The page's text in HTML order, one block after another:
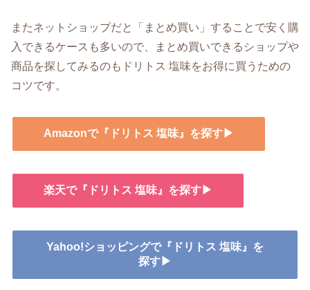
またネットショップだと「まとめ買い」することで安く購
入できるケースも多いので、まとめ買いできるショップや
商品を探してみるのもドリトス 塩味をお得に買うための
コツです。
Amazonで『ドリトス 塩味』を探す▶
楽天で『ドリトス 塩味』を探す▶
Yahoo!ショッピングで『ドリトス 塩味』を
探す▶